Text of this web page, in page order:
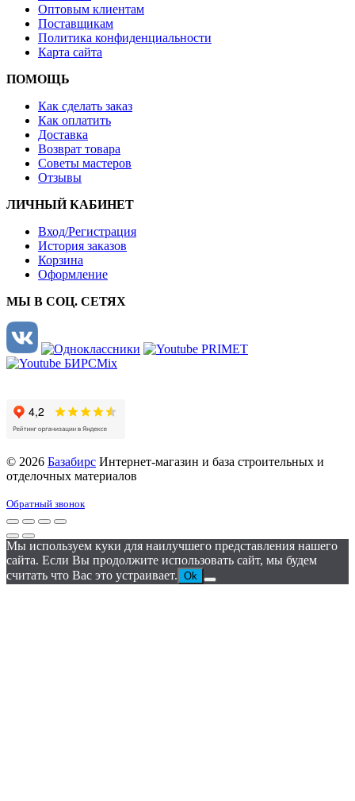
Оптовым клиентам
Поставщикам
Политика конфиденциальности
Карта сайта
ПОМОЩЬ
Как сделать заказ
Как оплатить
Доставка
Возврат товара
Советы мастеров
Отзывы
ЛИЧНЫЙ КАБИНЕТ
Вход/Регистрация
История заказов
Корзина
Оформление
МЫ В СОЦ. СЕТЯХ
© 2026 Базабирс Интернет-магазин и база строительных и
отделочных материалов
Обратный звонок
Мы используем куки для наилучшего представления нашего
сайта. Если Вы продолжите использовать сайт, мы будем
считать что Вас это устраивает. Ok